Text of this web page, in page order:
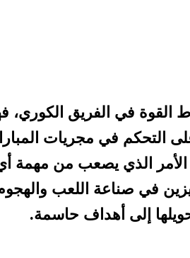
القوة في الفريق
التحكم في مجريات
الأمر الذي يصعب من مهمة
في صناعة اللعب
إلى أهداف حاسمة.